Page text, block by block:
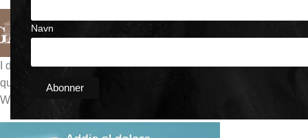
Navn
I dolori articolari e muscolari possono stravolgere la vita
questi dolori, esploreremo il loro impatto sulla vita quotidiana
Wonder, si distingue come un sollievo naturale che può